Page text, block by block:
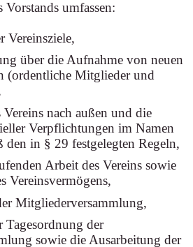
umfassen:
Vereinsziele,
über die Aufnahme von neuen
(ordentliche Mitglieder und
nach außen und die
Verpflichtungen im Namen
den in § 29 festgelegten Regeln,
Arbeit des Vereins sowie
Vereinsvermögens,
Mitgliederversammlung,
Tagesordnung der
sowie die Ausarbeitung der